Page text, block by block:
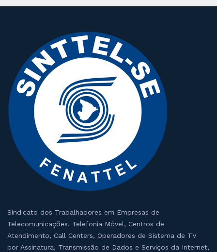
Sindicato dos Trabalhadores em Empresas de
Telecomunicações, Telefonia Móvel, Centros de
Atendimento, Call Centers, Operadores de Sistema de TV
por Assinatura, Transmissão de Dados e Serviços da Internet,